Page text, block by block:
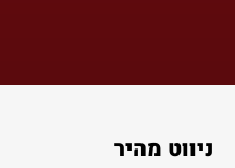
ניווט מהיר